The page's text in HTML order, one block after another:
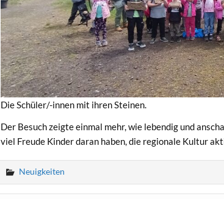
Die Schüler/-innen mit ihren Steinen.
Der Besuch zeigte einmal mehr, wie lebendig und
viel Freude Kinder daran haben, die regionale Kultur
Neuigkeiten